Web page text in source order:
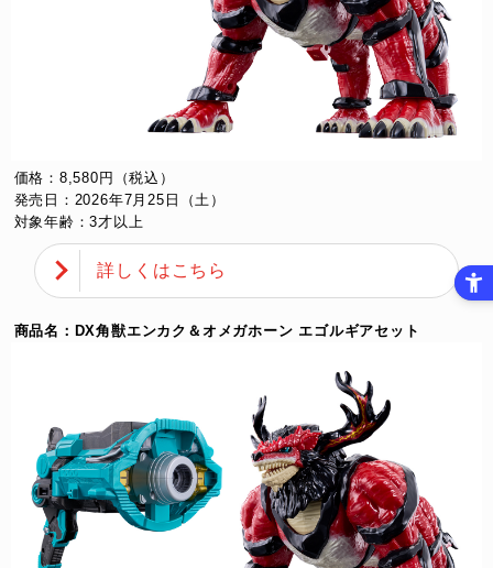
価格：8,580円（税込）
発売日：2026年7月25日（土）
対象年齢：3才以上
詳しくはこちら
商品名：DX角獣エンカク＆オメガホーン エゴルギアセット